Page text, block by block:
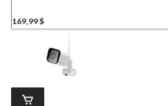
169,99 $